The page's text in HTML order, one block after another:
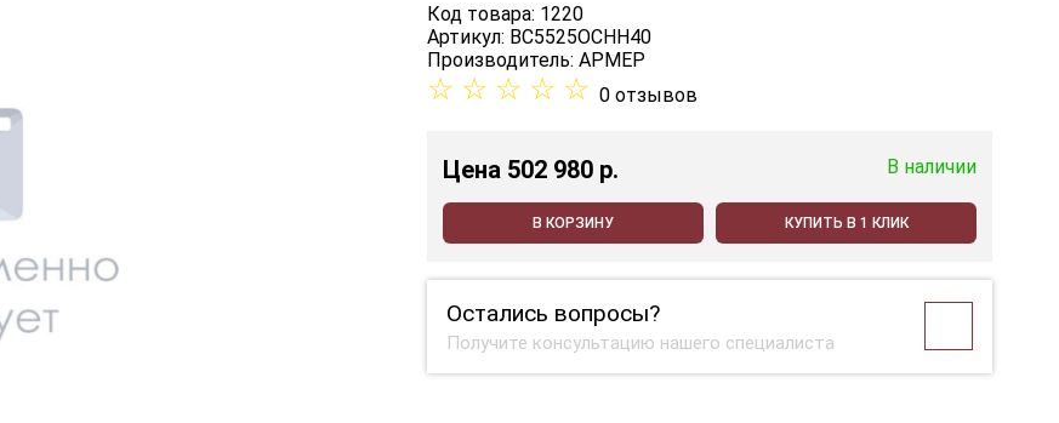
Код товара: 1220
Артикул: ВС5525ОСНН40
Производитель:АРМЕР
☆ ☆ ☆ ☆ ☆ 0 отзывов
Цена 502 980 p. В наличии
В КОРЗИНУ КУПИТЬ В 1 КЛИК
Остались вопросы?
Получите консультацию нашего специалиста